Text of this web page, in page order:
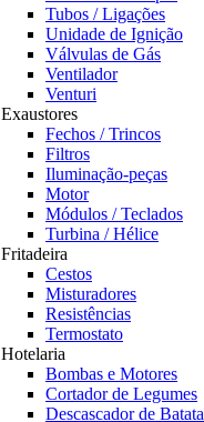
Tubos / Ligações
Unidade de Ignição
Válvulas de Gás
Ventilador
Venturi
Exaustores
Fechos / Trincos
Filtros
Iluminação-peças
Motor
Módulos / Teclados
Turbina / Hélice
Fritadeira
Cestos
Misturadores
Resistências
Termostato
Hotelaria
Bombas e Motores
Cortador de Legumes
Descascador de Batata